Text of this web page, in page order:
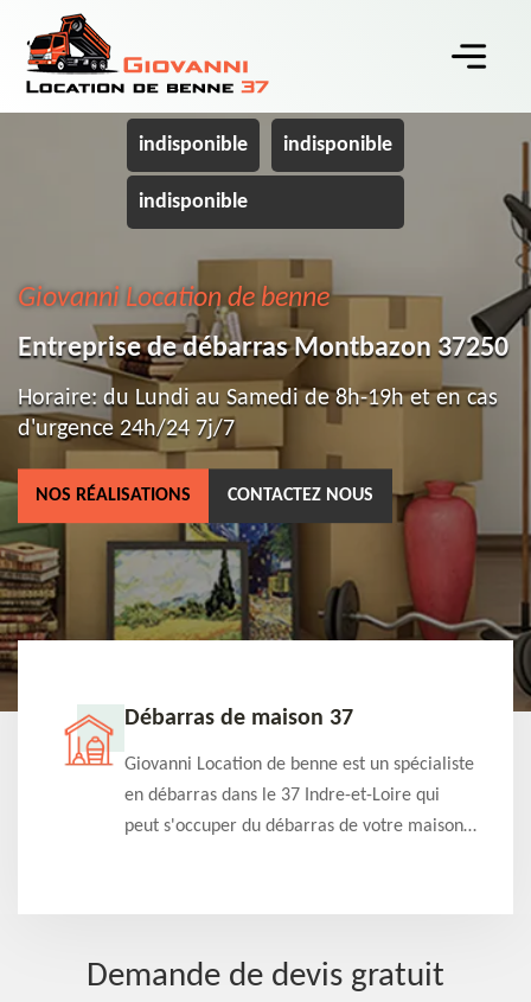
indisponible indisponible
indisponible
Giovanni Location de benne
Entreprise de débarras Montbazon 37250
Horaire: du Lundi au Samedi de 8h-19h et en cas
d'urgence 24h/24 7j/7
NOS RÉALISATIONS CONTACTEZ NOUS
Débarras de maison 37
Giovanni Location de benne est un spécialiste
en débarras dans le 37 Indre-et-Loire qui
peut s'occuper du débarras de votre maison
Demande de devis gratuit